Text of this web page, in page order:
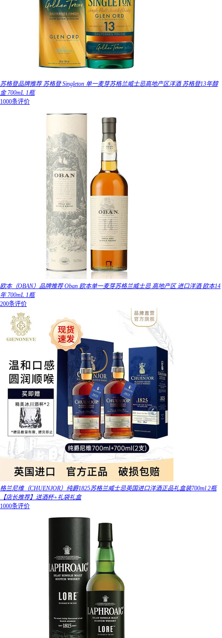
苏格登品牌推荐 苏格登 Singleton 单一麦芽苏格兰威士忌高地产区洋酒 苏格登13年醇
金 700mL 1瓶
1000条评价
欧本（OBAN）品牌推荐 Oban 欧本单一麦芽苏格兰威士忌 高地产区 进口洋酒 欧本14
年 700mL 1瓶
200条评价
格兰尼维（CHUENJOR）纯爵1825苏格兰威士忌英国进口洋酒正品礼盒装700ml 2瓶
【店长推荐】送酒杯+礼袋礼盒
1000条评价